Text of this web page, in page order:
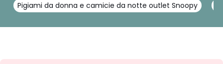
Pigiami da donna e camicie da notte outlet Snoopy